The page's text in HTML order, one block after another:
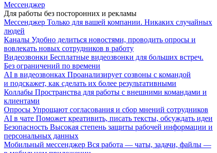
Мессенджер
Для работы без посторонних и рекламы
Мессенджер Только для вашей компании. Никаких случайных
людей
Каналы Удобно делиться новостями, проводить опросы и
вовлекать новых сотрудников в работу
Видеозвонки Бесплатные видеозвонки для больших встреч.
Без ограничений по времени
AI в видеозвонках Проанализирует созвоны с командой
и подскажет, как сделать их более результативными
Коллабы Пространства для работы с внешними командами и
клиентами
Опросы Упрощают согласования и сбор мнений сотрудников
AI в чате Поможет креативить, писать тексты, обсуждать идеи
Безопасность Высокая степень защиты рабочей информации и
персональных данных
Мобильный мессенджер Вся работа — чаты, задачи, файлы —